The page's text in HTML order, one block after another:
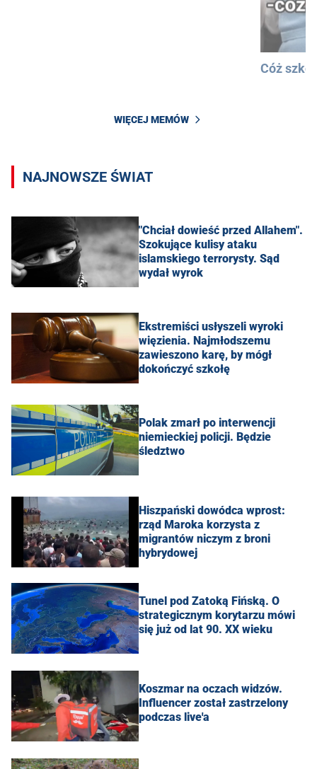
Cóż
WIĘCEJ MEMÓW
NAJNOWSZE ŚWIAT
"Chciał dowieść przed Allahem".
Szokujące kulisy ataku
islamskiego terrorysty. Sąd
wydał wyrok
Ekstremiści usłyszeli wyroki
więzienia. Najmłodszemu
zawieszono karę, by mógł
dokończyć szkołę
Polak zmarł po interwencji
niemieckiej policji. Będzie
śledztwo
Hiszpański dowódca wprost:
rząd Maroka korzysta z
migrantów niczym z broni
hybrydowej
Tunel pod Zatoką Fińską. O
strategicznym korytarzu mówi
się już od lat 90. XX wieku
Koszmar na oczach widzów.
Influencer został zastrzelony
podczas live'a